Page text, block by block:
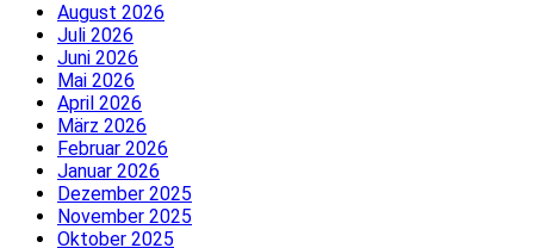
August 2026
Juli 2026
Juni 2026
Mai 2026
April 2026
März 2026
Februar 2026
Januar 2026
Dezember 2025
November 2025
Oktober 2025